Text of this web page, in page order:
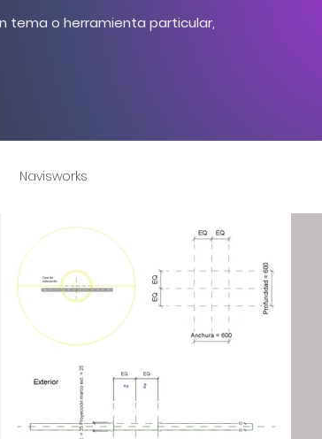
tema o herramienta particular,
Navisworks